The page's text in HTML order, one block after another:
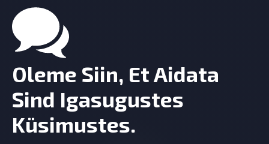
Oleme Siin, Et Aidata
Sind Igasugustes
Küsimustes.